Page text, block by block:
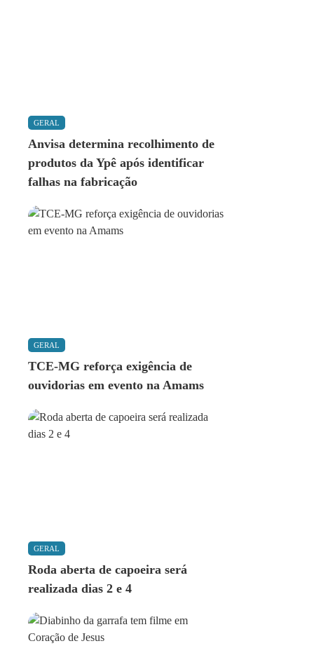
GERAL
Anvisa determina recolhimento de
produtos da Ypê após identificar
falhas na fabricação
GERAL
TCE-MG reforça exigência de
ouvidorias em evento na Amams
GERAL
Roda aberta de capoeira será
realizada dias 2 e 4